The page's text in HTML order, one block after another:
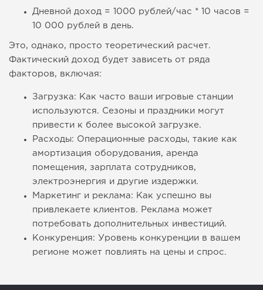
Дневной доход = 1000 рублей/час * 10 часов =
10 000 рублей в день.
Это, однако, просто теоретический расчет.
Фактический доход будет зависеть от ряда
факторов, включая:
Загрузка: Как часто ваши игровые станции
используются. Сезоны и праздники могут
привести к более высокой загрузке.
Расходы: Операционные расходы, такие как
амортизация оборудования, аренда
помещения, зарплата сотрудников,
электроэнергия и другие издержки.
Маркетинг и реклама: Как успешно вы
привлекаете клиентов. Реклама может
потребовать дополнительных инвестиций.
Конкуренция: Уровень конкуренции в вашем
регионе может повлиять на цены и спрос.